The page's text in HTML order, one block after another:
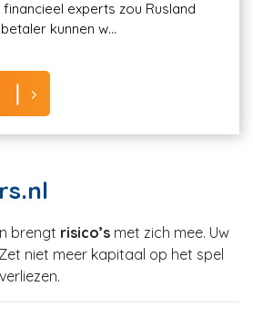
experts zou Rusland
kunnen w...
brengt risico’s met zich mee. Uw
niet meer kapitaal op het spel